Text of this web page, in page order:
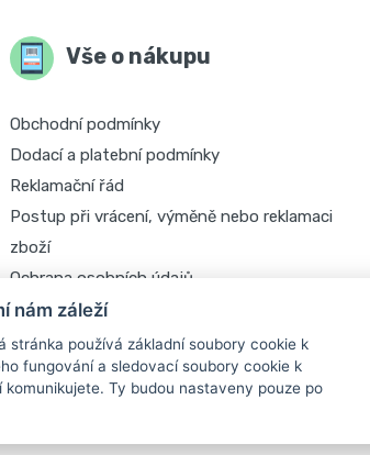
Vše o nákupu
Obchodní podmínky
Dodací a platební podmínky
Reklamační řád
Postup při vrácení, výměně nebo reklamaci
zboží
Ochrana osobních údajů
nám záleží
stránka používá základní soubory cookie k
fungování a sledovací soubory cookie k
komunikujete. Ty budou nastaveny pouze po